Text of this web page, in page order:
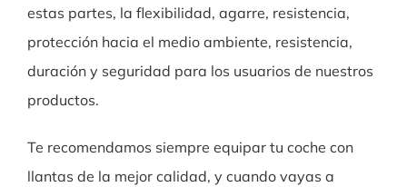
estas partes, la flexibilidad, agarre, resistencia,
protección hacia el medio ambiente, resistencia,
duración y seguridad para los usuarios de nuestros
productos.
Te recomendamos siempre equipar tu coche con
llantas de la mejor calidad, y cuando vayas a